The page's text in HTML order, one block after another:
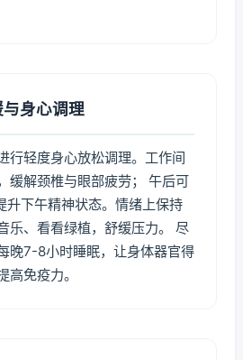
身心调理
行轻度身心放松调理。工作间
缓解颈椎与眼部疲劳； 午后可
下午精神状态。情绪上保持
乐、看看绿植，舒缓压力。 尽
晚7-8小时睡眠，让身体器官得
高免疫力。